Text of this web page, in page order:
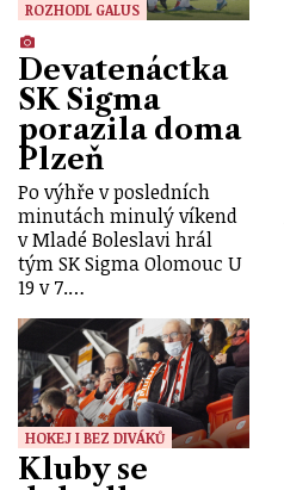
ROZHODL GALUS
Devatenáctka
SK Sigma
porazila doma
Plzeň
Po výhře v posledních
minutách minulý víkend
v Mladé Boleslavi hrál
tým SK Sigma Olomouc U
19 v 7.…
HOKEJ I BEZ DIVÁKŮ
Kluby se